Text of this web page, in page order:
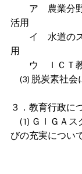
ア　農業分野
活用
イ　水道のス
用
ウ　ＩＣＴ教
(3) 脱炭素社会
３．教育行政に
(1) ＧＩＧＡス
びの充実につい